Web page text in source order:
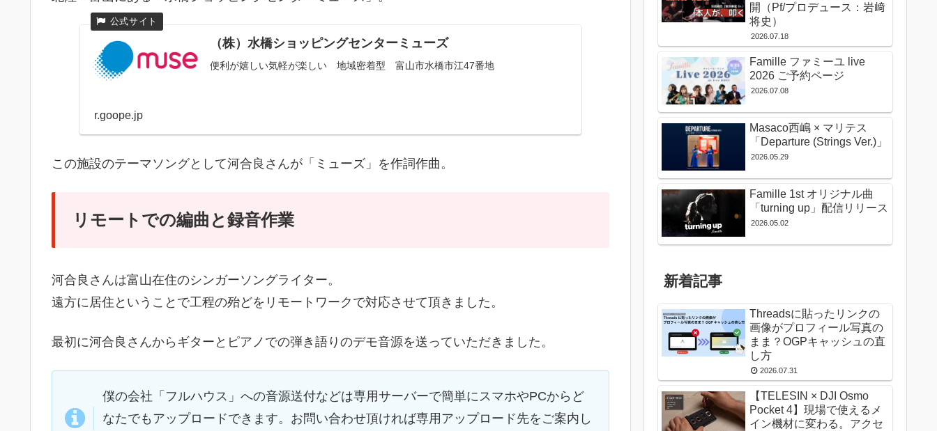
（株）水橋ショッピングセンターミューズ
便利が嬉しい気軽が楽しい 地域密着型 富山市水橋市江47番地
r.goope.jp
この施設のテーマソングとして河合良さんが「ミューズ」を作詞作曲。
リモートでの編曲と録音作業
河合良さんは富山在住のシンガーソングライター。
遠方に居住ということで工程の殆どをリモートワークで対応させて頂きました。
最初に河合良さんからギターとピアノでの弾き語りのデモ音源を送っていただきました。
僕の会社「フルハウス」への音源送付などは専用サーバーで簡単にスマホやPCからど
なたでもアップロードできます。お問い合わせ頂ければ専用アップロード先をご案内し
開（Pf/プロデュース：岩﨑
将史）
2026.07.18
Famille ファミーユ live
2026 ご予約ページ
2026.07.08
Masaco西嶋 × マリテス
「Departure (Strings Ver.)」
2026.05.29
Famille 1st オリジナル曲
「turning up」配信リリース
2026.05.02
新着記事
Threadsに貼ったリンクの
画像がプロフィール写真の
まま？OGPキャッシュの直
し方
2026.07.31
【TELESIN × DJI Osmo
Pocket 4】現場で使えるメ
イン機材に変わる。アクセ